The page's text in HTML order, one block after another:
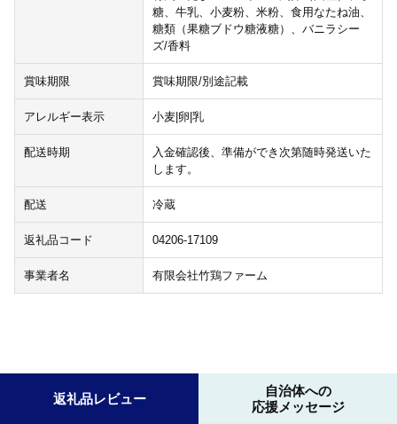
糖、牛乳、小麦粉、米粉、食用なたね油、
糖類（果糖ブドウ糖液糖）、バニラシー
ズ/香料
賞味期限 賞味期限/別途記載
アレルギー表示 小麦|卵|乳
配送時期
入金確認後、準備ができ次第随時発送いた
します。
配送 冷蔵
返礼品コード 04206-17109
事業者名 有限会社竹鶏ファーム
返礼品レビュー
自治体への
応援メッセージ